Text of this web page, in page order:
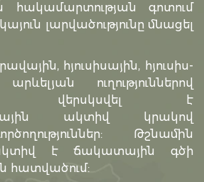
հակամարտության գոտում
լարվածությունը մնացել
հյուսիսային, հյուսիս-
ուղություններով
վերսկսվել է
ակտիվ կրակով
Թշնամին
է ճակատային գծի
հատվածում: